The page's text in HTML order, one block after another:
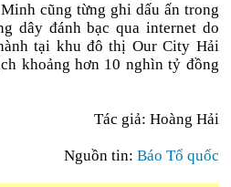
cũng từng ghi dấu ấn trong
dây đánh bạc qua internet do
tại khu đô thị Our City Hải
khoảng hơn 10 nghìn tỷ đồng
Tác giả: Hoàng Hải
Nguồn tin: Báo Tổ quốc